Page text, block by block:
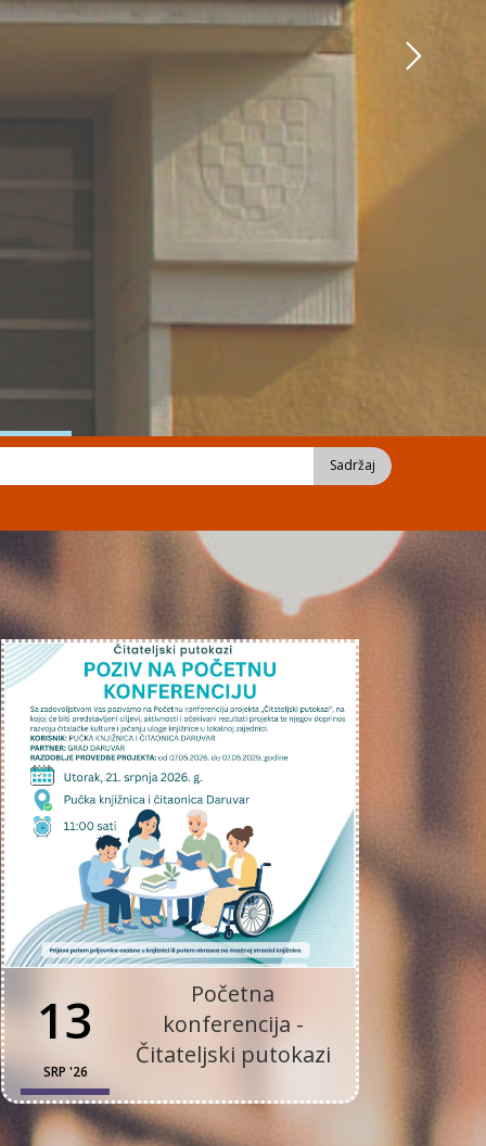
Sadržaj
13
SRP '26
Početna
konferencija -
Čitateljski putokazi